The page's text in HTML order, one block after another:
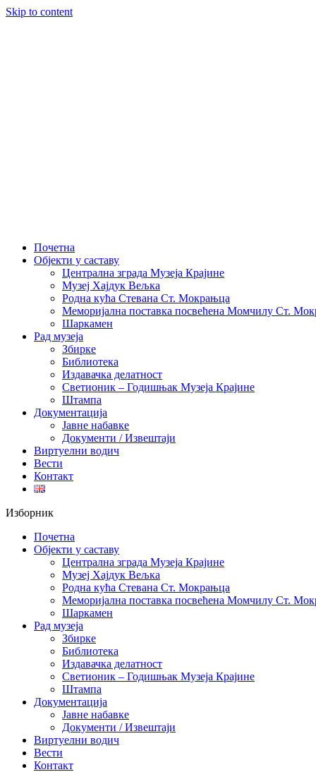
Skip to content
Почетна
Објекти у саставу
Централна зграда Музеја Крајине
Музеј Хајдук Вељка
Родна кућа Стевана Ст. Мокрањца
Меморијална поставка посвећена Момчилу Ст.
Шаркамен
Рад музеја
Збирке
Библиотека
Издавачка делатност
Светионик – Годишњак Музеја Крајине
Штампа
Документација
Јавне набавке
Документи / Извештаји
Виртуелни водич
Вести
Контакт
Изборник
Почетна
Објекти у саставу
Централна зграда Музеја Крајине
Музеј Хајдук Вељка
Родна кућа Стевана Ст. Мокрањца
Меморијална поставка посвећена Момчилу Ст.
Шаркамен
Рад музеја
Збирке
Библиотека
Издавачка делатност
Светионик – Годишњак Музеја Крајине
Штампа
Документација
Јавне набавке
Документи / Извештаји
Виртуелни водич
Вести
Контакт